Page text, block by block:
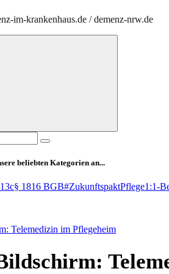
im-krankenhaus.de / demenz-nrw.de
beliebten Kategorien an...
§ 1816 BGB#ZukunftspaktPflege1:1-
Telemedizin im Pflegeheim